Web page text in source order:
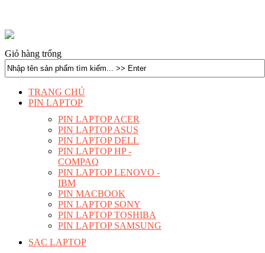
Giỏ hàng trống
TRANG CHỦ
PIN LAPTOP
PIN LAPTOP ACER
PIN LAPTOP ASUS
PIN LAPTOP DELL
PIN LAPTOP HP -
COMPAQ
PIN LAPTOP LENOVO -
IBM
PIN MACBOOK
PIN LAPTOP SONY
PIN LAPTOP TOSHIBA
PIN LAPTOP SAMSUNG
SẠC LAPTOP